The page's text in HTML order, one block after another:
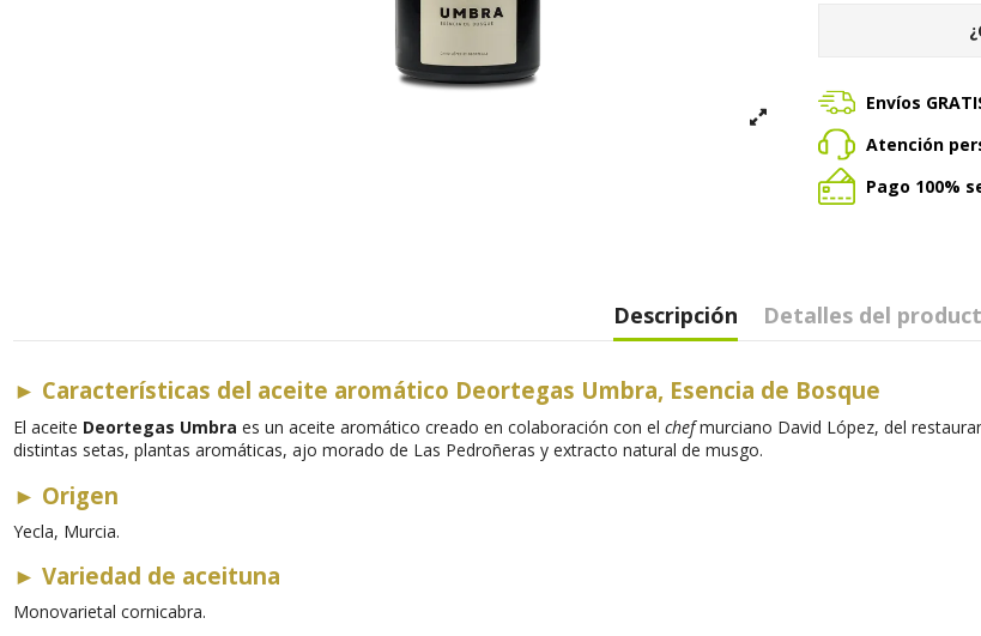
Envíos
Atención
Pago 100%
Descripción Detalles del
► Características del aceite aromático Deortegas Umbra, Esencia de Bosque
El aceite Deortegas Umbra es un aceite aromático creado en colaboración con el chefmurciano David López, del
distintas setas, plantas aromáticas, ajo morado de Las Pedroñeras y extracto natural de musgo.
► Origen
Yecla, Murcia.
► Variedad de aceituna
Monovarietal cornicabra.